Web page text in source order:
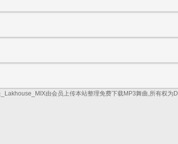
由会员上传本站整理免费下载MP3舞曲,所有权为